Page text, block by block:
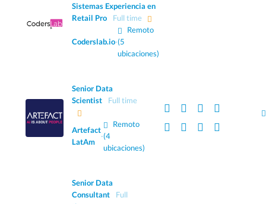
Sistemas Experiencia en
Retail Pro
Full time
Coderslab.io·
Remoto
(5
ubicaciones)
Senior Data
Scientist
Full time
Artefact
LatAm
·
Remoto
(4
ubicaciones)
Senior Data
Consultant
Full